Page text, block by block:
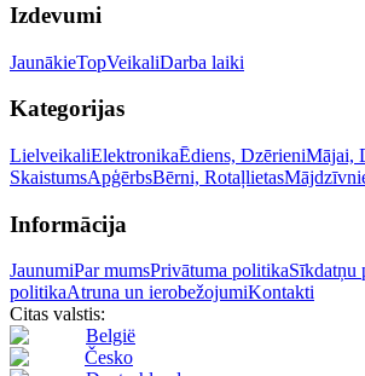
Izdevumi
JaunākieTopVeikaliDarba laiki
Kategorijas
LielveikaliElektronikaĒdiens, DzērieniMājai,
SkaistumsApģērbsBērni, Rotaļlietas
Informācija
JaunumiPar mumsPrivātuma politikaSīkdatņu
politikaAtruna un ierobežojumiKontakti
Citas valstis:
België
Česko